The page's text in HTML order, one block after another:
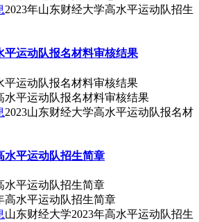
2023年山东财经大学高水平运动队招生
平运动队报名材料审核结果
平运动队报名材料审核结果
2023山东财经大学高水平运动队报名材
水平运动队招生简章
水平运动队招生简章
山东财经大学2023年高水平运动队招生